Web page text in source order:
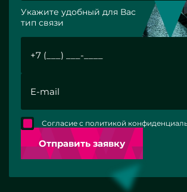
Укажите удобный для Вас
тип связи
Отправить заявку
Согласие с политикой